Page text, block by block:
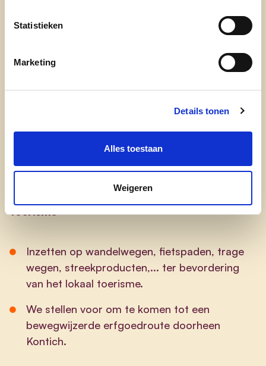
Statistieken
Marketing
Details tonen
Alles toestaan
Weigeren
(transversaal beleid).
Ondersteuning van een intergemeentelijk
‘streek’museum en depotwerking.
Logistieke steun voor de concrete projecten.
doordacht en met respect voor traditie
uitwerken.
Toerisme
Inzetten op wandelwegen, fietspaden, trage
wegen, streekproducten,... ter bevordering
van het lokaal toerisme.
We stellen voor om te komen tot een
bewegwijzerde erfgoedroute doorheen
Kontich.